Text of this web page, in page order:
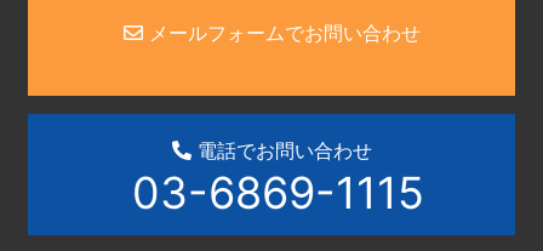
メールフォームでお問い合わせ
電話でお問い合わせ
03-6869-1115